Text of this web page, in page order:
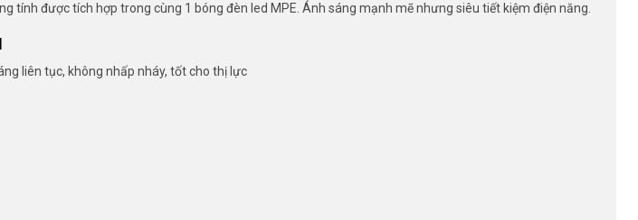
tính được tích hợp trong cùng 1 bóng đèn led MPE. Ánh sáng mạnh mẽ nhưng siêu tiết kiệm điện năng.
liên tục, không nhấp nháy, tốt cho thị lực